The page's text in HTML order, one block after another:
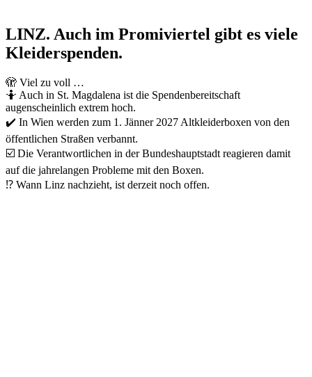
LINZ. Auch im Promiviertel gibt es viele
Kleiderspenden.
🫣 Viel zu voll …
🤷 Auch in St. Magdalena ist die Spendenbereitschaft
augenscheinlich extrem hoch.
✔️ In Wien werden zum 1. Jänner 2027 Altkleiderboxen von den
öffentlichen Straßen verbannt.
☑️ Die Verantwortlichen in der Bundeshauptstadt reagieren damit
auf die jahrelangen Probleme mit den Boxen.
⁉️ Wann Linz nachzieht, ist derzeit noch offen.